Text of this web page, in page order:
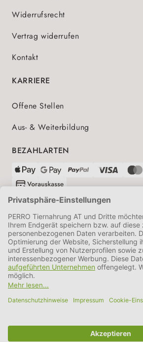
Widerrufsrecht
Vertrag widerrufen
Kontakt
KARRIERE
Offene Stellen
Aus- & Weiterbildung
BEZAHLARTEN
VERSANDPARTNER